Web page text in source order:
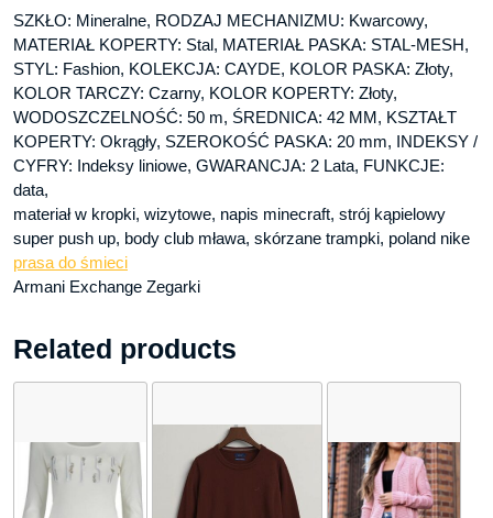
SZKŁO: Mineralne, RODZAJ MECHANIZMU: Kwarcowy,
MATERIAŁ KOPERTY: Stal, MATERIAŁ PASKA: STAL-MESH,
STYL: Fashion, KOLEKCJA: CAYDE, KOLOR PASKA: Złoty,
KOLOR TARCZY: Czarny, KOLOR KOPERTY: Złoty,
WODOSZCZELNOŚĆ: 50 m, ŚREDNICA: 42 MM, KSZTAŁT
KOPERTY: Okrągły, SZEROKOŚĆ PASKA: 20 mm, INDEKSY /
CYFRY: Indeksy liniowe, GWARANCJA: 2 Lata, FUNKCJE:
data,
materiał w kropki, wizytowe, napis minecraft, strój kąpielowy
super push up, body club mława, skórzane trampki, poland nike
prasa do śmieci
Armani Exchange Zegarki
Related products